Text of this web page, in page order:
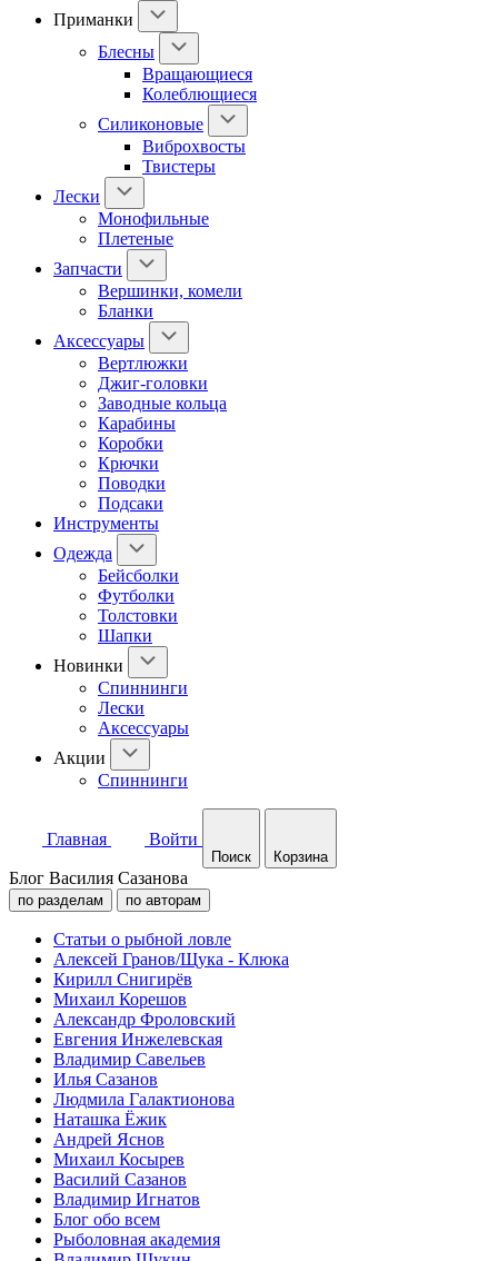
Приманки
Блесны
Вращающиеся
Колеблющиеся
Силиконовые
Виброхвосты
Твистеры
Лески
Монофильные
Плетеные
Запчасти
Вершинки, комели
Бланки
Аксессуары
Вертлюжки
Джиг-головки
Заводные кольца
Карабины
Коробки
Крючки
Поводки
Подсаки
Инструменты
Одежда
Бейсболки
Футболки
Толстовки
Шапки
Новинки
Спиннинги
Лески
Аксессуары
Акции
Спиннинги
Главная Войти
Поиск Корзина
Блог Василия Сазанова
по разделам по авторам
Статьи о рыбной ловле
Алексей Гранов/Щука - Клюка
Кирилл Снигирёв
Михаил Корешов
Александр Фроловский
Евгения Инжелевская
Владимир Савельев
Илья Сазанов
Людмила Галактионова
Наташка Ёжик
Андрей Яснов
Михаил Косырев
Василий Сазанов
Владимир Игнатов
Блог обо всем
Рыболовная академия